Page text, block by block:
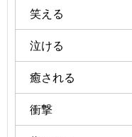
笑える
泣ける
癒される
衝撃